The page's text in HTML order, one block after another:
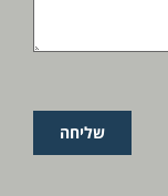
שליחה